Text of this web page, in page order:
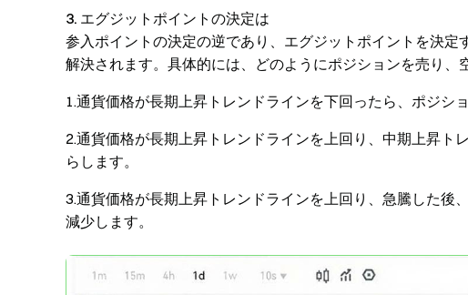
3. エグジットポイントの決定は
参入ポイントの決定の逆であり、エグジットポイントを決
解決されます。具体的には、どのようにポジションを売り、
1.通貨価格が長期上昇トレンドラインを下回ったら、ポジシ
2.通貨価格が長期上昇トレンドラインを上回り、中期上昇ト
らします。
3.通貨価格が長期上昇トレンドラインを上回り、急騰した後
減少します。